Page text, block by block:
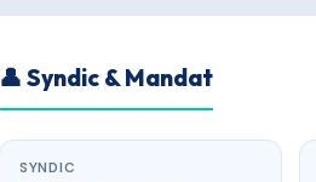
👤 Syndic & Mandat
SYNDIC